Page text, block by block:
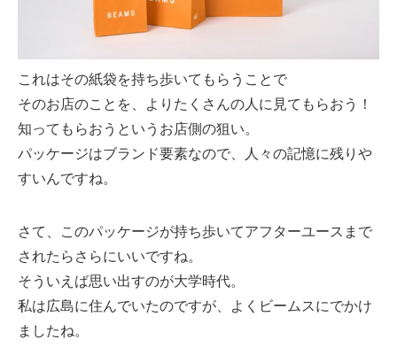
これはその紙袋を持ち歩いてもらうことで
そのお店のことを、よりたくさんの人に見てもらおう！
知ってもらおうというお店側の狙い。
パッケージはブランド要素なので、人々の記憶に残りや
すいんですね。
さて、このパッケージが持ち歩いてアフターユースまで
されたらさらにいいですね。
そういえば思い出すのが大学時代。
私は広島に住んでいたのですが、よくビームスにでかけ
ましたね。